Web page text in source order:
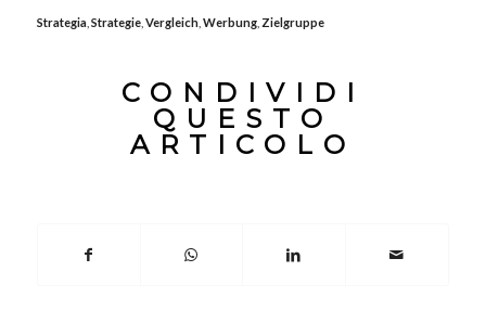
Strategia, Strategie, Vergleich, Werbung, Zielgruppe
CONDIVIDI
QUESTO
ARTICOLO